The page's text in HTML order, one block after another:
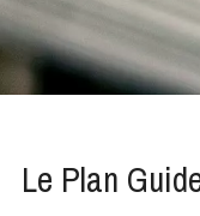
Le Plan